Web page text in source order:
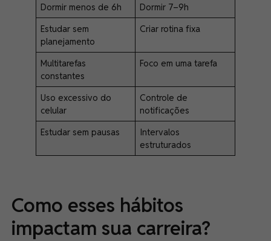
Dormir menos de 6h
Dormir 7–9h
Estudar sem
planejamento
Criar rotina fixa
Multitarefas
constantes
Foco em uma tarefa
Uso excessivo do
celular
Controle de
notificações
Estudar sem pausas
Intervalos
estruturados
Como esses hábitos
impactam sua carreira?